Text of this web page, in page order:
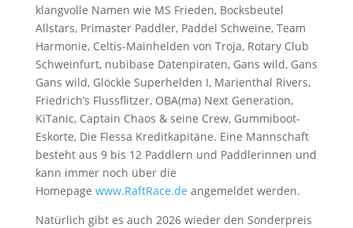
klangvolle Namen wie MS Frieden, Bocksbeutel
Allstars, Primaster Paddler, Paddel Schweine, Team
Harmonie, Celtis-Mainhelden von Troja, Rotary Club
Schweinfurt, nubibase Datenpiraten, Gans wild, Gans
Gans wild, Glöckle Superhelden I, Marienthal Rivers,
Friedrich’s Flussflitzer, OBA(ma) Next Generation,
KiTanic, Captain Chaos & seine Crew, Gummiboot-
Eskorte, Die Flessa Kreditkapitäne. Eine Mannschaft
besteht aus 9 bis 12 Paddlern und Paddlerinnen und
kann immer noch über die
Homepage www.RaftRace.de angemeldet werden.
Natürlich gibt es auch 2026 wieder den Sonderpreis